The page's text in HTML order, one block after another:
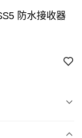
防水接收器